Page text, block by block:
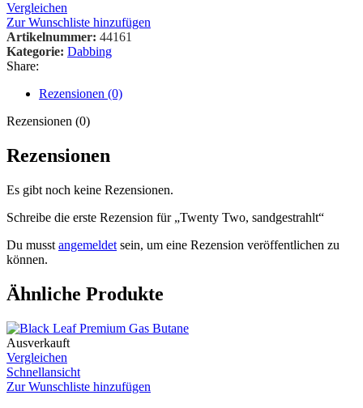
Vergleichen
Zur Wunschliste hinzufügen
Artikelnummer: 44161
Kategorie: Dabbing
Share:
Rezensionen (0)
Rezensionen (0)
Rezensionen
Es gibt noch keine Rezensionen.
Schreibe die erste Rezension für „Twenty Two, sandgestrahlt“
Du musst angemeldet sein, um eine Rezension veröffentlichen zu
können.
Ähnliche Produkte
Ausverkauft
Vergleichen
Schnellansicht
Zur Wunschliste hinzufügen